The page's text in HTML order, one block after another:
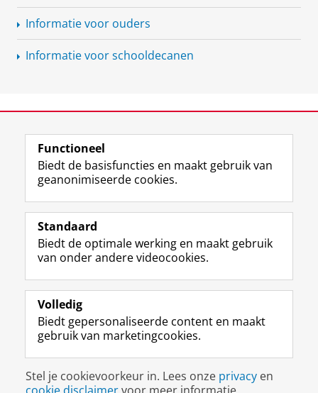
Informatie voor ouders
Informatie voor schooldecanen
View this page in:English
Volg de RUG
F
a
e
b
o
p
a
i
n
a
L
i
k
e
I
-
p
g
i
n
R
S
-
f
e
R
k
s
u
I
n
t
r
m
c
c
o
Y
o
T
e
k
a
a
Studiekiezers
Alumni
Over ons
Disclaimer & Copyright
Inloggen
Functioneel
Biedt de basisfuncties en maakt gebruik van
geanonimiseerde cookies.
Standaard
Biedt de optimale werking en maakt gebruik
van onder andere videocookies.
Volledig
Biedt gepersonaliseerde content en maakt
gebruik van marketingcookies.
Stel je cookievoorkeur in. Lees onze privacy en